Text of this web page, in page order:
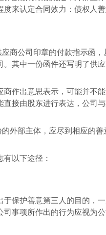
来认定合同效力：债权人
商公司印章的付款指示函
其中一份函件还写明了供
作出意思表示，可能并不能
接由股东进行表达，公司
外部主体，应尽到相应的
以下途径：
保护善意第三人的目的，
事项所作出的行为应视为